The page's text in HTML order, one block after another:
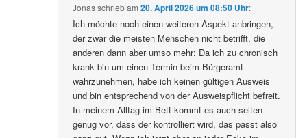
Jonasschriebam20. April 2026 um 08:50 Uhr:
Ich möchte noch einen weiteren Aspekt anbringen,
der zwar die meisten Menschen nicht betrifft, die
anderen dann aber umso mehr: Da ich zu chronisch
krank bin um einen Termin beim Bürgeramt
wahrzunehmen, habe ich keinen gültigen Ausweis
und bin entsprechend von der Ausweispflicht befreit.
In meinem Alltag im Bett kommt es auch selten
genug vor, dass der kontrolliert wird, das passt also